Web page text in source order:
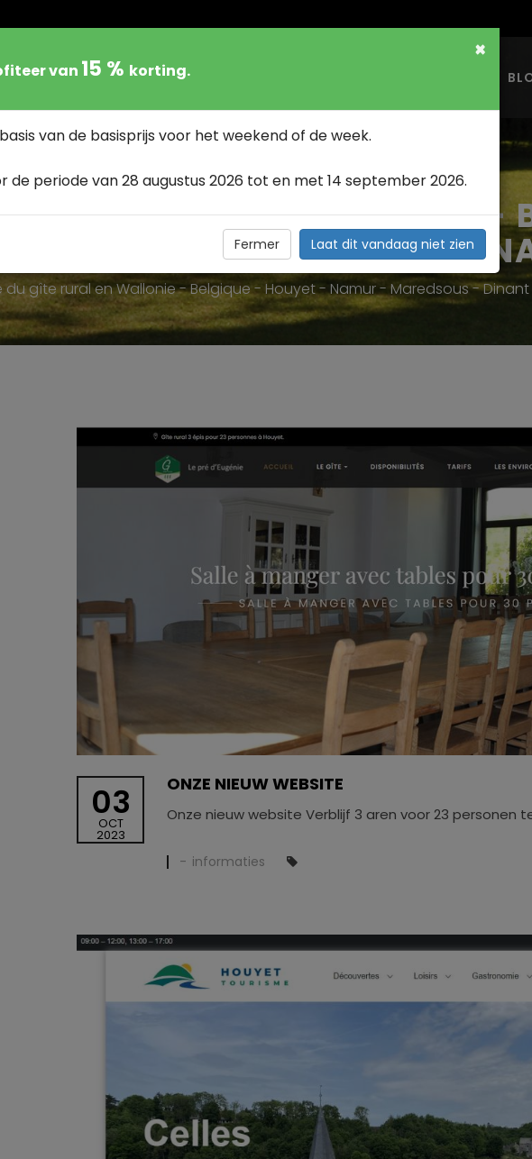
BESCHIKBAARHEID
GÎTE RURAL EN WALLONIE -
NAMUR - MAREDSOUS -
du gîte rural en Wallonie - Belgique - Houyet - Namur - Maredsous - Dinant
03
OCT
2023
ONZE NIEUW WEBSITE
Onze nieuw website Verblijf 3 aren voor 23 personen
informaties
×
van 15 % korting.
van de basisprijs voor het weekend of de week.
de periode van 28 augustus 2026 tot en met 14 september 2026.
Fermer Laat dit vandaag niet zien